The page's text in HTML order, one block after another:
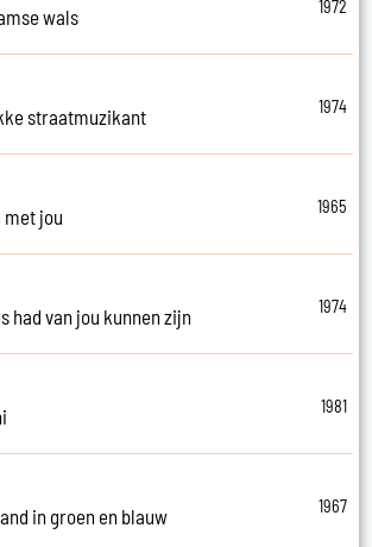
wals
1972
straatmuzikant
1974
met jou
1965
had van jou kunnen zijn
1974
1981
in groen en blauw
1967